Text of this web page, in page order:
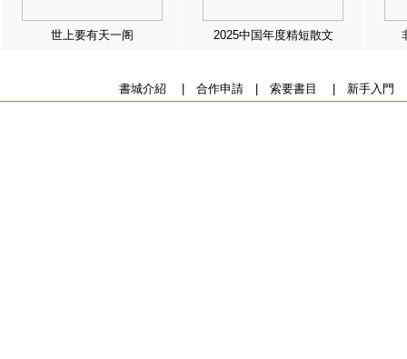
世上要有天一阁 2025中国年度精短散文
書城介紹 合作申請| 索要書目 新手入門